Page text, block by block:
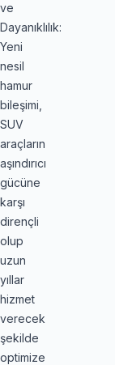
ve
Dayanıklılık:
Yeni
nesil
hamur
bileşimi,
SUV
araçların
aşındırıcı
gücüne
karşı
dirençli
olup
uzun
yıllar
hizmet
verecek
şekilde
optimize